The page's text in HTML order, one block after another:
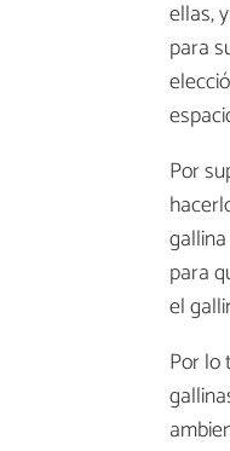
ellas,
para
Por
para
el
Por lo